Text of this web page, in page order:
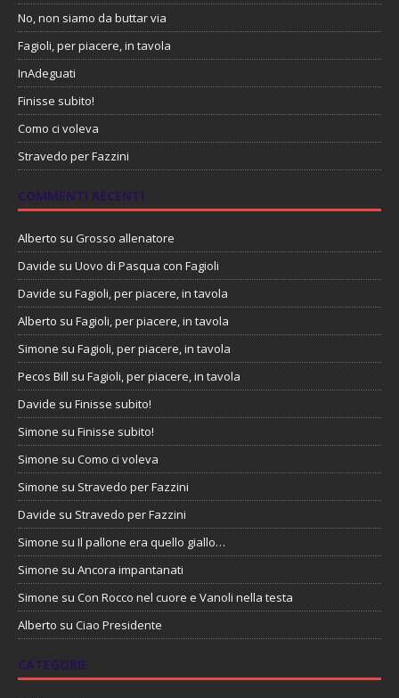
No, non siamo da buttar via
Fagioli, per piacere, in tavola
InAdeguati
Finisse subito!
Como ci voleva
Stravedo per Fazzini
COMMENTI RECENTI
Alberto su Grosso allenatore
Davide su Uovo di Pasqua con Fagioli
Davide su Fagioli, per piacere, in tavola
Alberto su Fagioli, per piacere, in tavola
Simone su Fagioli, per piacere, in tavola
Pecos Bill su Fagioli, per piacere, in tavola
Davide su Finisse subito!
Simone su Finisse subito!
Simone su Como ci voleva
Simone su Stravedo per Fazzini
Davide su Stravedo per Fazzini
Simone su Il pallone era quello giallo…
Simone su Ancora impantanati
Simone su Con Rocco nel cuore e Vanoli nella testa
Alberto su Ciao Presidente
CATEGORIE